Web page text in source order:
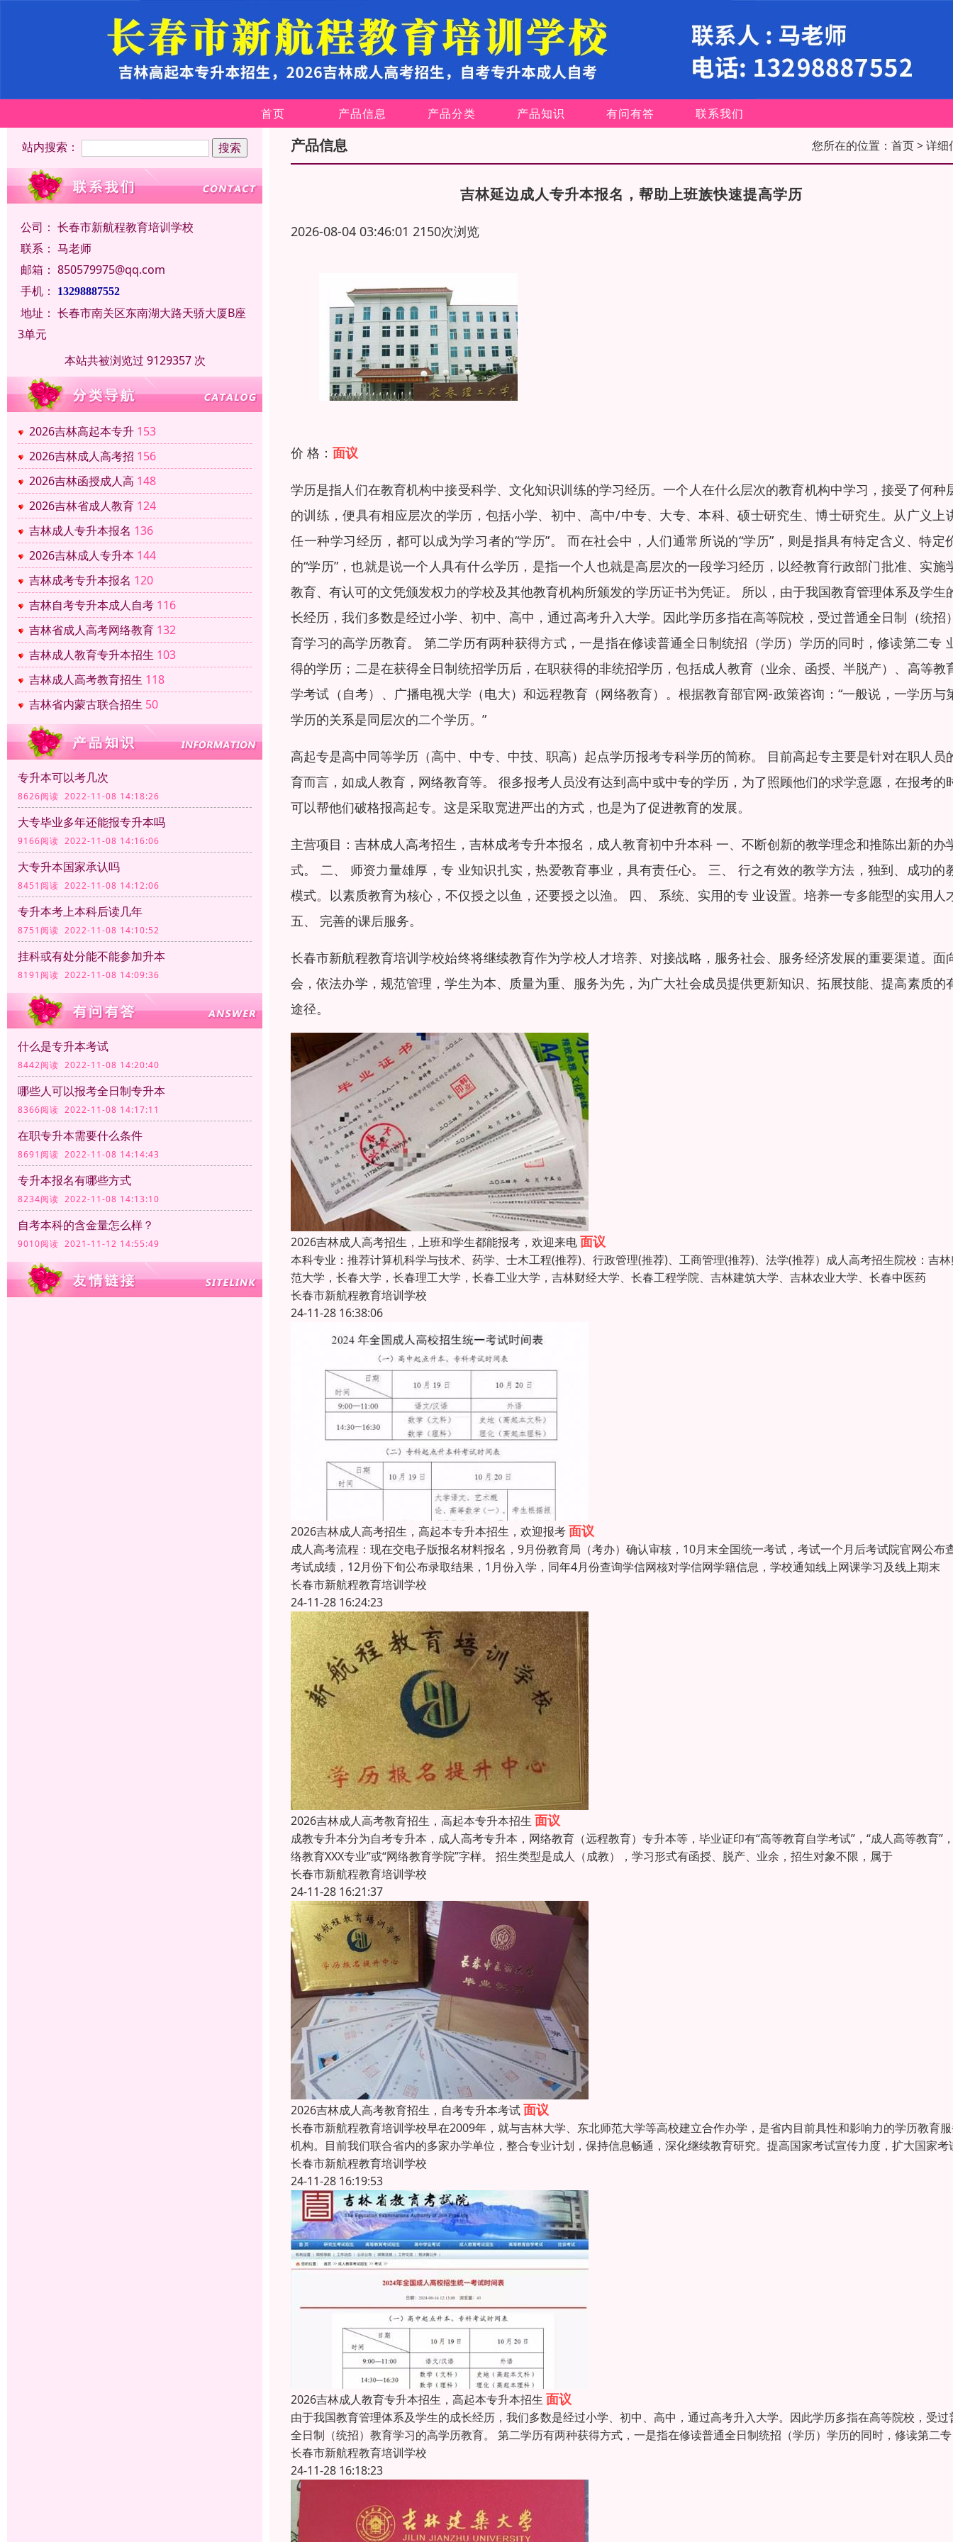
首页 产品信息 产品分类 产品知识 有问有答 联系我们
站内搜索：
公司： 长春市新航程教育培训学校
联系： 马老师
邮箱： 850579975@qq.com
手机：
13298887552
地址： 长春市南关区东南湖大路天骄大厦B座
3单元
本站共被浏览过 9129357 次
2026吉林高起本专升 153
2026吉林成人高考招 156
2026吉林函授成人高 148
2026吉林省成人教育 124
吉林成人专升本报名 136
2026吉林成人专升本 144
吉林成考专升本报名 120
吉林自考专升本成人自考 116
吉林省成人高考网络教育 132
吉林成人教育专升本招生 103
吉林成人高考教育招生 118
吉林省内蒙古联合招生 50
专升本可以考几次
8626阅读 2022-11-08 14:18:26
大专毕业多年还能报专升本吗
9166阅读 2022-11-08 14:16:06
大专升本国家承认吗
8451阅读 2022-11-08 14:12:06
专升本考上本科后读几年
8751阅读 2022-11-08 14:10:52
挂科或有处分能不能参加升本
8191阅读 2022-11-08 14:09:36
什么是专升本考试
8442阅读 2022-11-08 14:20:40
哪些人可以报考全日制专升本
8366阅读 2022-11-08 14:17:11
在职专升本需要什么条件
8691阅读 2022-11-08 14:14:43
专升本报名有哪些方式
8234阅读 2022-11-08 14:13:10
自考本科的含金量怎么样？
9010阅读 2021-11-12 14:55:49
产品信息 您所在的位置： 首页> 详细
吉林延边成人专升本报名，帮助上班族快速提高学历
2026-08-04 03:46:01 2150次浏览
价 格： 面议
学历是指人们在教育机构中接受科学、文化知识训练的学习经历。一个人在什么层次的教育机构中学习，接受了何种
的训练，便具有相应层次的学历，包括小学、初中、高中/中专、大专、本科、硕士研究生、博士研究生。从广义上
任一种学习经历，都可以成为学习者的“学历”。 而在社会中，人们通常所说的“学历”，则是指具有特定含义、特定
的“学历”，也就是说一个人具有什么学历，是指一个人也就是高层次的一段学习经历，以经教育行政部门批准、实施
教育、有认可的文凭颁发权力的学校及其他教育机构所颁发的学历证书为凭证。 所以，由于我国教育管理体系及学生
长经历，我们多数是经过小学、初中、高中，通过高考升入大学。因此学历多指在高等院校，受过普通全日制（统招
育学习的高学历教育。 第二学历有两种获得方式，一是指在修读普通全日制统招（学历）学历的同时，修读第二专
得的学历；二是在获得全日制统招学历后，在职获得的非统招学历，包括成人教育（业余、函授、半脱产）、高等教
学考试（自考）、广播电视大学（电大）和远程教育（网络教育）。根据教育部官网-政策咨询：“一般说，一学历与
学历的关系是同层次的二个学历。”
高起专是高中同等学历（高中、中专、中技、职高）起点学历报考专科学历的简称。 目前高起专主要是针对在职人员
育而言，如成人教育，网络教育等。 很多报考人员没有达到高中或中专的学历，为了照顾他们的求学意愿，在报考的
可以帮他们破格报高起专。这是采取宽进严出的方式，也是为了促进教育的发展。
主营项目：吉林成人高考招生，吉林成考专升本报名，成人教育初中升本科 一、不断创新的教学理念和推陈出新的办
式。 二、 师资力量雄厚，专 业知识扎实，热爱教育事业，具有责任心。 三、 行之有效的教学方法，独到、成功的
模式。以素质教育为核心，不仅授之以鱼，还要授之以渔。 四、 系统、实用的专 业设置。培养一专多能型的实用人
五、 完善的课后服务。
长春市新航程教育培训学校始终将继续教育作为学校人才培养、对接战略，服务社会、服务经济发展的重要渠道。面
会，依法办学，规范管理，学生为本、质量为重、服务为先，为广大社会成员提供更新知识、拓展技能、提高素质的
途径。
2026吉林成人高考招生，上班和学生都能报考，欢迎来电面议
本科专业：推荐计算机科学与技术、药学、士木工程(推荐)、行政管理(推荐)、工商管理(推荐)、法学(推荐）成人高考招生院校：吉
范大学，长春大学，长春理工大学，长春工业大学，吉林财经大学、长春工程学院、吉林建筑大学、吉林农业大学、长春中医药
长春市新航程教育培训学校
24-11-28 16:38:06
2026吉林成人高考招生，高起本专升本招生，欢迎报考面议
成人高考流程：现在交电子版报名材料报名，9月份教育局（考办）确认审核，10月末全国统一考试，考试一个月后考试院官网公布
考试成绩，12月份下旬公布录取结果，1月份入学，同年4月份查询学信网核对学信网学籍信息，学校通知线上网课学习及线上期末
长春市新航程教育培训学校
24-11-28 16:24:23
2026吉林成人高考教育招生，高起本专升本招生 面议
成教专升本分为自考专升本，成人高考专升本，网络教育（远程教育）专升本等，毕业证印有“高等教育自学考试”，“成人高等教育”
络教育XXX专业”或“网络教育学院”字样。 招生类型是成人（成教），学习形式有函授、脱产、业余，招生对象不限，属于
长春市新航程教育培训学校
24-11-28 16:21:37
2026吉林成人高考教育招生，自考专升本考试面议
长春市新航程教育培训学校早在2009年，就与吉林大学、东北师范大学等高校建立合作办学，是省内目前具性和影响力的学历教育
机构。目前我们联合省内的多家办学单位，整合专业计划，保持信息畅通，深化继续教育研究。提高国家考试宣传力度，扩大国家考
长春市新航程教育培训学校
24-11-28 16:19:53
2026吉林成人教育专升本招生，高起本专升本招生 面议
由于我国教育管理体系及学生的成长经历，我们多数是经过小学、初中、高中，通过高考升入大学。因此学历多指在高等院校，受过
全日制（统招）教育学习的高学历教育。 第二学历有两种获得方式，一是指在修读普通全日制统招（学历）学历的同时，修读第二专
长春市新航程教育培训学校
24-11-28 16:18:23